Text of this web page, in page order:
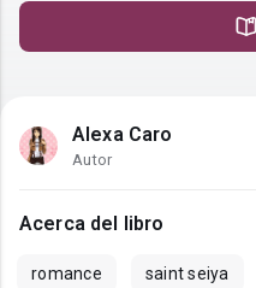
Alexa Caro
Autor
Acerca del libro
romance saint seiya